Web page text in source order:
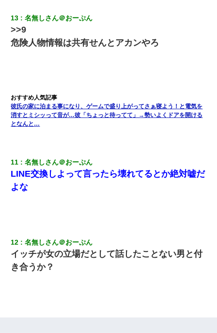
我が家のガレージに見知らぬ車。俺「もしもし、玄関にもシャッ
ターリモコンあるだろ？DOWNのボタン押してｗ」→ 待つこと１
時間弱・・・
【画像】女の子「お母さん！！私ようやくファッションモデルに
選ばれたの！絶対見に来てね！」→悲しい結果がこれ・・・
32歳ワイ、34歳の可愛い女と付き合うも現実を知ってしまい無事
死亡・・・
転職先が決まったので退職の意思を伝えたら。上司「無責任」
「簡単には辞めさせない」私（どうせ辞めるし…）→ 思いっきり
反論をしてみた
13 名無しさん＠おーぷん
>>9
危険人物情報は共有せんとアカンやろ
彼氏の家に泊まる事になり、ゲームで盛り上がってさぁ寝よう！と電気を
消すとミシッって音が…彼「ちょっと待ってて」→勢いよくドアを開ける
となんと…
11 名無しさん＠おーぷん
LINE交換しよって言ったら壊れてるとか絶対嘘だ
よな
12 名無しさん＠おーぷん
イッチが女の立場だとして話したことない男と付
き合うか？